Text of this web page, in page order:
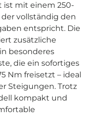
ist mit einem 250-
vollständig den
entspricht. Die
zusätzliche
besonderes
die ein sofortiges
Nm freisetzt – ideal
Steigungen. Trotz
kompakt und